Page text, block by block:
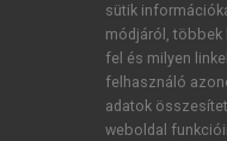
ÚJ FIÓK
1 óra díjmentes
E-MAIL-CÍM
sütik
módjáról, többek
fel és milyen
felhasználó
adatok
weboldal